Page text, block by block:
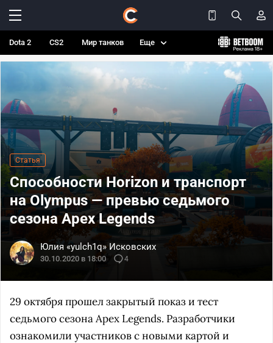
Dota 2 CS2 Мир танков Еще
Статья
Способности Horizon и транспорт
на Olympus — превью седьмого
сезона Apex Legends
Юлия «yulch1q» Исковских
30.10.2020 в 18:00 4
29 октября прошел закрытый показ и тест
седьмого сезона Apex Legends. Разработчики
ознакомили участников с новыми картой и